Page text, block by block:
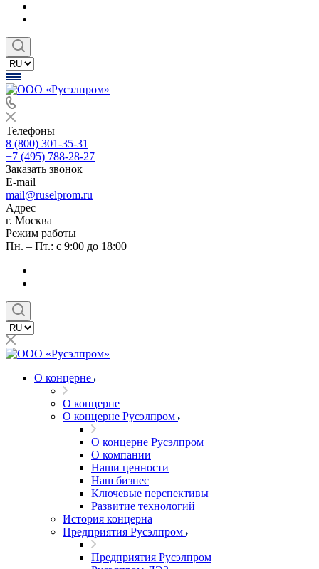
Телефоны
8 (800) 301-35-31
+7 (495) 788-28-27
Заказать звонок
E-mail
mail@ruselprom.ru
Адрес
г. Москва
Режим работы
Пн. – Пт.: с 9:00 до 18:00
О концерне
О концерне
О концерне Русэлпром
О концерне Русэлпром
О компании
Наши ценности
Наш бизнес
Ключевые перспективы
Развитие технологий
История концерна
Предприятия Русэлпром
Предприятия Русэлпром